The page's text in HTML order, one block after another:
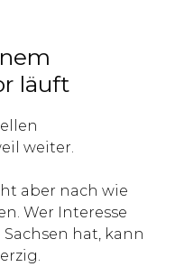
läuft
weiter.
aber nach wie
Wer Interesse
hat, kann